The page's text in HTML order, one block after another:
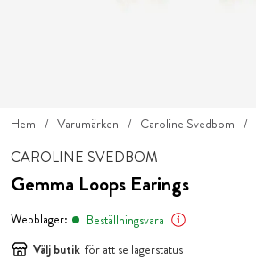
Hem Varumärken Caroline Svedbom
CAROLINE SVEDBOM
Gemma Loops Earings
Webblager:
Beställningsvara
Välj butik för att se lagerstatus